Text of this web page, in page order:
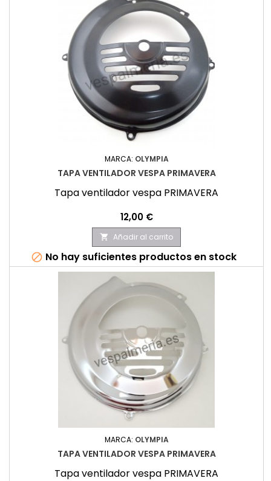
MARCA: OLYMPIA
TAPA VENTILADOR VESPA PRIMAVERA
Tapa ventilador vespa PRIMAVERA
Precio
12,00 €
 Añadir al carrito
 No hay suficientes productos en stock
MARCA: OLYMPIA
TAPA VENTILADOR VESPA PRIMAVERA
Tapa ventilador vespa PRIMAVERA